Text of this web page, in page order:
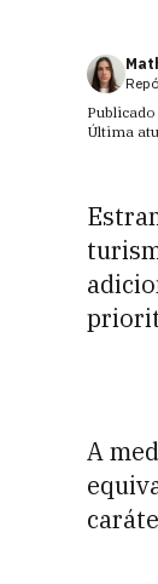
Última
A